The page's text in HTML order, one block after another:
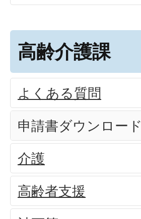
高齢介護課
よくある質問
申請書ダウンロード
介護
高齢者支援